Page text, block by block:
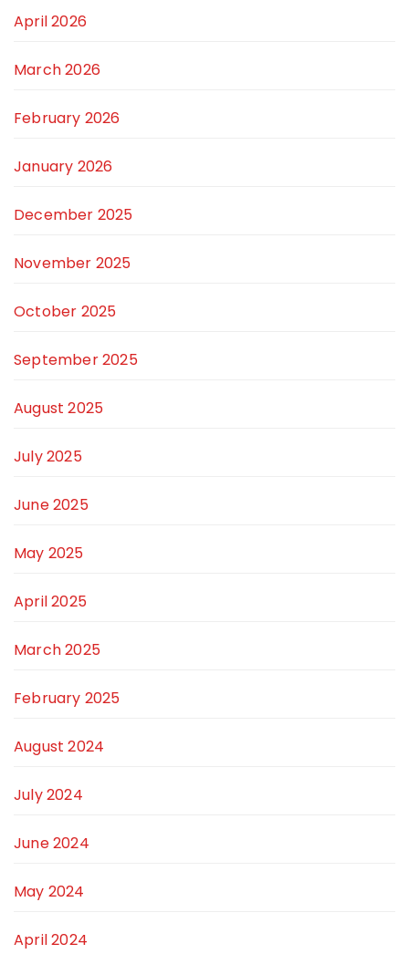
April 2026
March 2026
February 2026
January 2026
December 2025
November 2025
October 2025
September 2025
August 2025
July 2025
June 2025
May 2025
April 2025
March 2025
February 2025
August 2024
July 2024
June 2024
May 2024
April 2024